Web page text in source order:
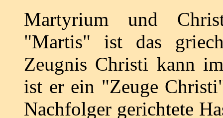
Martyrium und
"Martis" ist das
Zeugnis Christi kann
ist er ein "Zeuge
Nachfolger gerichtete